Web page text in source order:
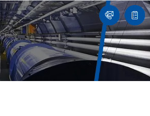
联
系
我
们
报
价
单
们